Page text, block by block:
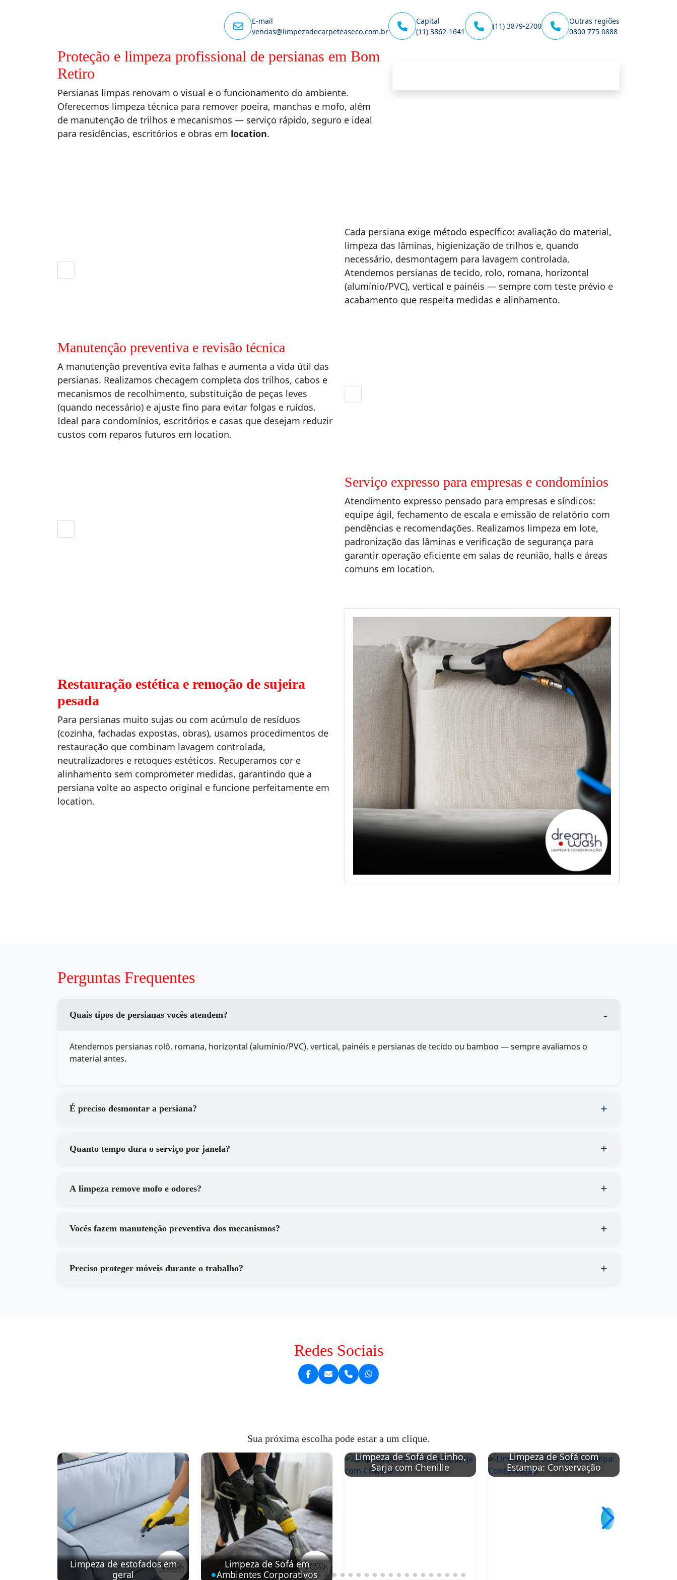
E-mail
vendas@limpezadecarpeteaseco.com.br
Capital
(11) 3862-1641
(11) 3879-2700
Outras regiões
0800 775 0888
Proteção e limpeza profissional de persianas em Bom
Retiro
Persianas limpas renovam o visual e o funcionamento do ambiente.
Oferecemos limpeza técnica para remover poeira, manchas e mofo, além
de manutenção de trilhos e mecanismos — serviço rápido, seguro e ideal
para residências, escritórios e obras em location.
Cada persiana exige método específico: avaliação do material,
limpeza das lâminas, higienização de trilhos e, quando
necessário, desmontagem para lavagem controlada.
Atendemos persianas de tecido, rolo, romana, horizontal
(alumínio/PVC), vertical e painéis — sempre com teste prévio e
acabamento que respeita medidas e alinhamento.
Manutenção preventiva e revisão técnica
A manutenção preventiva evita falhas e aumenta a vida útil das
persianas. Realizamos checagem completa dos trilhos, cabos e
mecanismos de recolhimento, substituição de peças leves
(quando necessário) e ajuste fino para evitar folgas e ruídos.
Ideal para condomínios, escritórios e casas que desejam reduzir
custos com reparos futuros em location.
Serviço expresso para empresas e condomínios
Atendimento expresso pensado para empresas e síndicos:
equipe ágil, fechamento de escala e emissão de relatório com
pendências e recomendações. Realizamos limpeza em lote,
padronização das lâminas e verificação de segurança para
garantir operação eficiente em salas de reunião, halls e áreas
comuns em location.
Restauração estética e remoção de sujeira
pesada
Para persianas muito sujas ou com acúmulo de resíduos
(cozinha, fachadas expostas, obras), usamos procedimentos de
restauração que combinam lavagem controlada,
neutralizadores e retoques estéticos. Recuperamos cor e
alinhamento sem comprometer medidas, garantindo que a
persiana volte ao aspecto original e funcione perfeitamente em
location.
Perguntas Frequentes
Quais tipos de persianas vocês atendem?
Atendemos persianas rolô, romana, horizontal (alumínio/PVC), vertical, painéis e persianas de tecido ou bamboo — sempre avaliamos o
material antes.
É preciso desmontar a persiana?
Quanto tempo dura o serviço por janela?
A limpeza remove mofo e odores?
Vocês fazem manutenção preventiva dos mecanismos?
Preciso proteger móveis durante o trabalho?
Redes Sociais
Sua próxima escolha pode estar a um clique.
Limpeza de estofados em
geral
Limpeza de Sofá em
Ambientes Corporativos
Limpeza de Sofá de Linho,
Sarja com Chenille
Limpeza de Sofá com
Estampa: Conservação